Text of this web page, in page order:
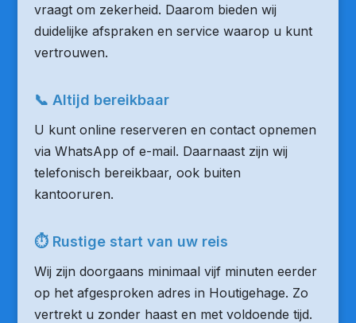
vraagt om zekerheid. Daarom bieden wij
duidelijke afspraken en service waarop u kunt
vertrouwen.
📞 Altijd bereikbaar
U kunt online reserveren en contact opnemen
via WhatsApp of e-mail. Daarnaast zijn wij
telefonisch bereikbaar, ook buiten
kantooruren.
⏱ Rustige start van uw reis
Wij zijn doorgaans minimaal vijf minuten eerder
op het afgesproken adres in Houtigehage. Zo
vertrekt u zonder haast en met voldoende tijd.